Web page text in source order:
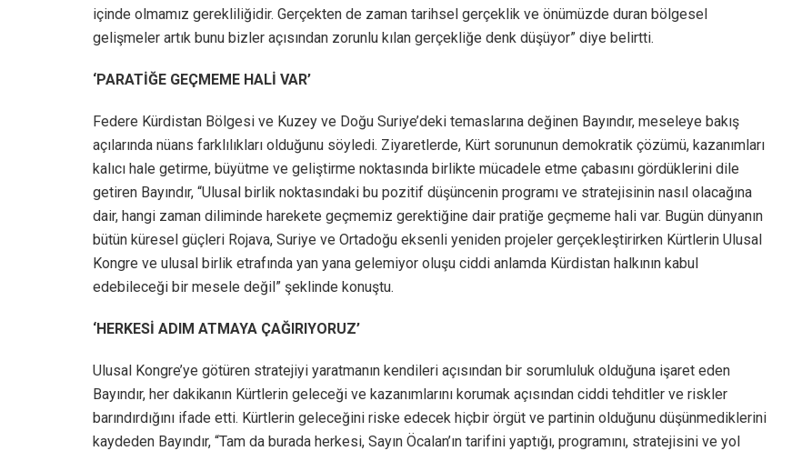
içinde olmamız gerekliliğidir. Gerçekten de zaman tarihsel gerçeklik ve önümüzde duran bölgesel
gelişmeler artık bunu bizler açısından zorunlu kılan gerçekliğe denk düşüyor” diye belirtti.
‘PARATİĞE GEÇMEME HALİ VAR’
Federe Kürdistan Bölgesi ve Kuzey ve Doğu Suriye’deki temaslarına değinen Bayındır, meseleye bakış
açılarında nüans farklılıkları olduğunu söyledi. Ziyaretlerde, Kürt sorununun demokratik çözümü, kazanımları
kalıcı hale getirme, büyütme ve geliştirme noktasında birlikte mücadele etme çabasını gördüklerini dile
getiren Bayındır, “Ulusal birlik noktasındaki bu pozitif düşüncenin programı ve stratejisinin nasıl olacağına
dair, hangi zaman diliminde harekete geçmemiz gerektiğine dair pratiğe geçmeme hali var. Bugün dünyanın
bütün küresel güçleri Rojava, Suriye ve Ortadoğu eksenli yeniden projeler gerçekleştirirken Kürtlerin Ulusal
Kongre ve ulusal birlik etrafında yan yana gelemiyor oluşu ciddi anlamda Kürdistan halkının kabul
edebileceği bir mesele değil” şeklinde konuştu.
‘HERKESİ ADIM ATMAYA ÇAĞIRIYORUZ’
Ulusal Kongre’ye götüren stratejiyi yaratmanın kendileri açısından bir sorumluluk olduğuna işaret eden
Bayındır, her dakikanın Kürtlerin geleceği ve kazanımlarını korumak açısından ciddi tehditler ve riskler
barındırdığını ifade etti. Kürtlerin geleceğini riske edecek hiçbir örgüt ve partinin olduğunu düşünmediklerini
kaydeden Bayındır, “Tam da burada herkesi, Sayın Öcalan’ın tarifini yaptığı, programını, stratejisini ve yol